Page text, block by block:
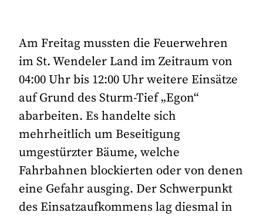
Am Freitag mussten die Feuerwehren
im St. Wendeler Land im Zeitraum von
04:00 Uhr bis 12:00 Uhr weitere Einsätze
auf Grund des Sturm-Tief „Egon“
abarbeiten. Es handelte sich
mehrheitlich um Beseitigung
umgestürzter Bäume, welche
Fahrbahnen blockierten oder von denen
eine Gefahr ausging. Der Schwerpunkt
des Einsatzaufkommens lag diesmal in